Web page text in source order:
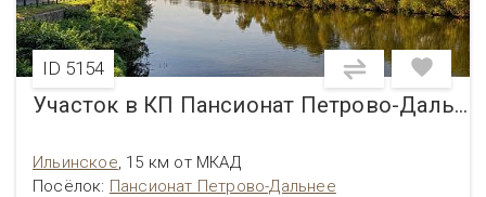
ID 5154
Участок в КП Пансионат Петрово-Дальнее
Ильинское 15 км от МКАД
Посёлок: Пансионат Петрово-Дальнее